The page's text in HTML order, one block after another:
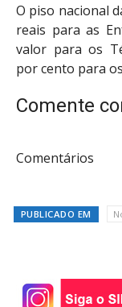
O piso nacional
reais para as
valor para os
por cento para
Comente
Comentários
PUBLICADO EM